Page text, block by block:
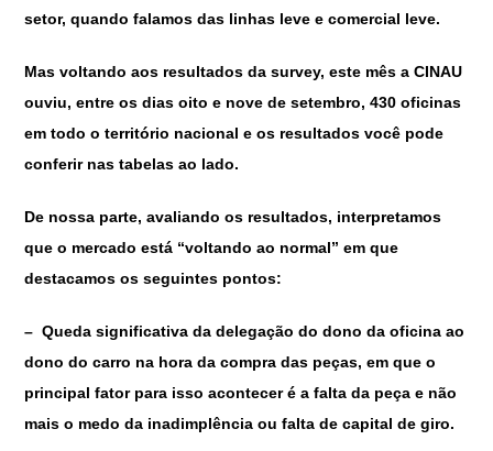
setor, quando falamos das linhas leve e comercial leve.
Mas voltando aos resultados da survey, este mês a CINAU
ouviu, entre os dias oito e nove de setembro, 430 oficinas
em todo o território nacional e os resultados você pode
conferir nas tabelas ao lado.
De nossa parte, avaliando os resultados, interpretamos
que o mercado está “voltando ao normal” em que
destacamos os seguintes pontos:
– Queda significativa da delegação do dono da oficina ao
dono do carro na hora da compra das peças, em que o
principal fator para isso acontecer é a falta da peça e não
mais o medo da inadimplência ou falta de capital de giro.